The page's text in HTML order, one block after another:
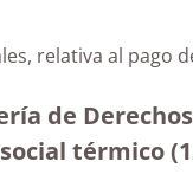
relativa al
de
térmico